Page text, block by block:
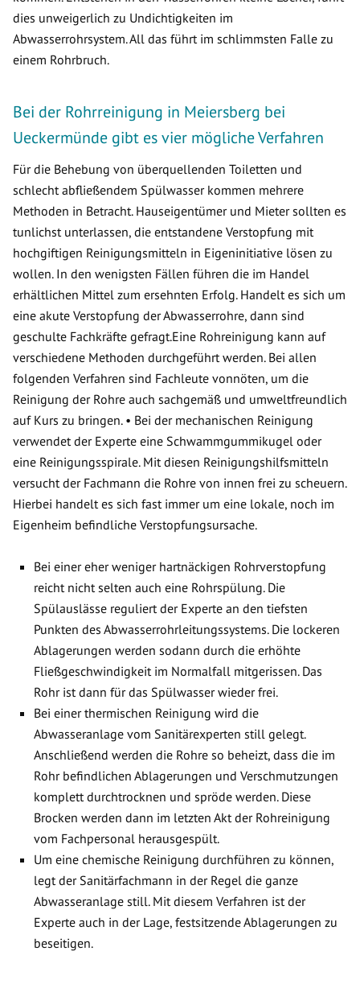
dies unweigerlich zu Undichtigkeiten im
Abwasserrohrsystem. All das führt im schlimmsten Falle zu
einem Rohrbruch.
Bei der Rohrreinigung in Meiersberg bei
Ueckermünde gibt es vier mögliche Verfahren
Für die Behebung von überquellenden Toiletten und
schlecht abfließendem Spülwasser kommen mehrere
Methoden in Betracht. Hauseigentümer und Mieter sollten es
tunlichst unterlassen, die entstandene Verstopfung mit
hochgiftigen Reinigungsmitteln in Eigeninitiative lösen zu
wollen. In den wenigsten Fällen führen die im Handel
erhältlichen Mittel zum ersehnten Erfolg. Handelt es sich um
eine akute Verstopfung der Abwasserrohre, dann sind
geschulte Fachkräfte gefragt.Eine Rohreinigung kann auf
verschiedene Methoden durchgeführt werden. Bei allen
folgenden Verfahren sind Fachleute vonnöten, um die
Reinigung der Rohre auch sachgemäß und umweltfreundlich
auf Kurs zu bringen. • Bei der mechanischen Reinigung
verwendet der Experte eine Schwammgummikugel oder
eine Reinigungsspirale. Mit diesen Reinigungshilfsmitteln
versucht der Fachmann die Rohre von innen frei zu scheuern.
Hierbei handelt es sich fast immer um eine lokale, noch im
Eigenheim befindliche Verstopfungsursache.
Bei einer eher weniger hartnäckigen Rohrverstopfung
reicht nicht selten auch eine Rohrspülung. Die
Spülauslässe reguliert der Experte an den tiefsten
Punkten des Abwasserrohrleitungssystems. Die lockeren
Ablagerungen werden sodann durch die erhöhte
Fließgeschwindigkeit im Normalfall mitgerissen. Das
Rohr ist dann für das Spülwasser wieder frei.
Bei einer thermischen Reinigung wird die
Abwasseranlage vom Sanitärexperten still gelegt.
Anschließend werden die Rohre so beheizt, dass die im
Rohr befindlichen Ablagerungen und Verschmutzungen
komplett durchtrocknen und spröde werden. Diese
Brocken werden dann im letzten Akt der Rohreinigung
vom Fachpersonal herausgespült.
Um eine chemische Reinigung durchführen zu können,
legt der Sanitärfachmann in der Regel die ganze
Abwasseranlage still. Mit diesem Verfahren ist der
Experte auch in der Lage, festsitzende Ablagerungen zu
beseitigen.